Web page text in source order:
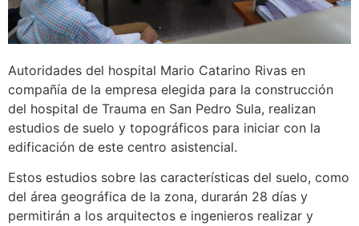
Autoridades del hospital Mario Catarino Rivas en
compañía de la empresa elegida para la construcción
del hospital de Trauma en San Pedro Sula, realizan
estudios de suelo y topográficos para iniciar con la
edificación de este centro asistencial.
Estos estudios sobre las características del suelo, como
del área geográfica de la zona, durarán 28 días y
permitirán a los arquitectos e ingenieros realizar y